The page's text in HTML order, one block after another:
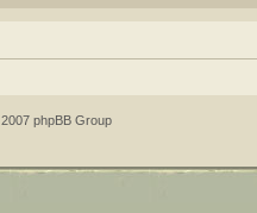
phpBB Group